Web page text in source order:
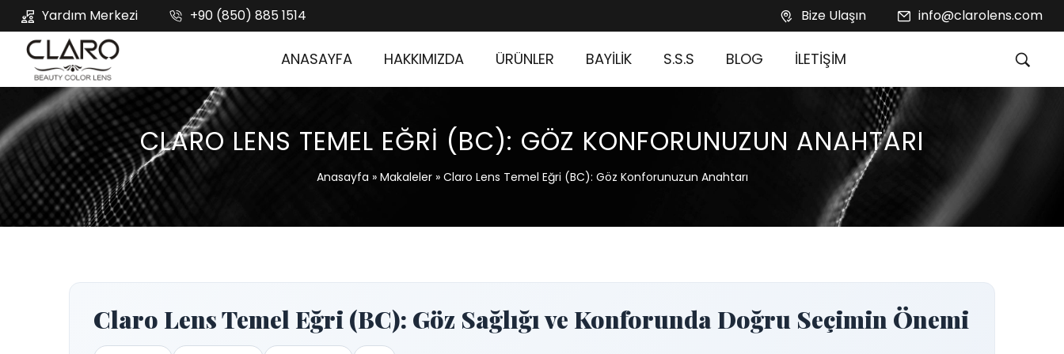
Yardım Merkezi +90 (850) 885 1514 Bize Ulaşın info@clarolens.com
ANASAYFA HAKKIMIZDA ÜRÜNLER BAYİLİK S.S.S BLOG İLETİŞİM
CLARO LENS TEMEL EĞRI (BC): GÖZ KONFORUNUZUN ANAHTARI
Anasayfa » Makaleler» Claro Lens Temel Eğri (BC): Göz Konforunuzun Anahtarı
Claro Lens Temel Eğri (BC): Göz Sağlığı ve Konforunda Doğru Seçimin Önemi